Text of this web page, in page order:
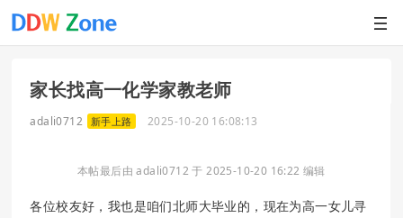
家长找高一化学家教老师
adali0712 新手上路 2025-10-20 16:08:13
本帖最后由 adali0712 于 2025-10-20 16:22 编辑
各位校友好，我也是咱们北师大毕业的，现在为高一女儿寻